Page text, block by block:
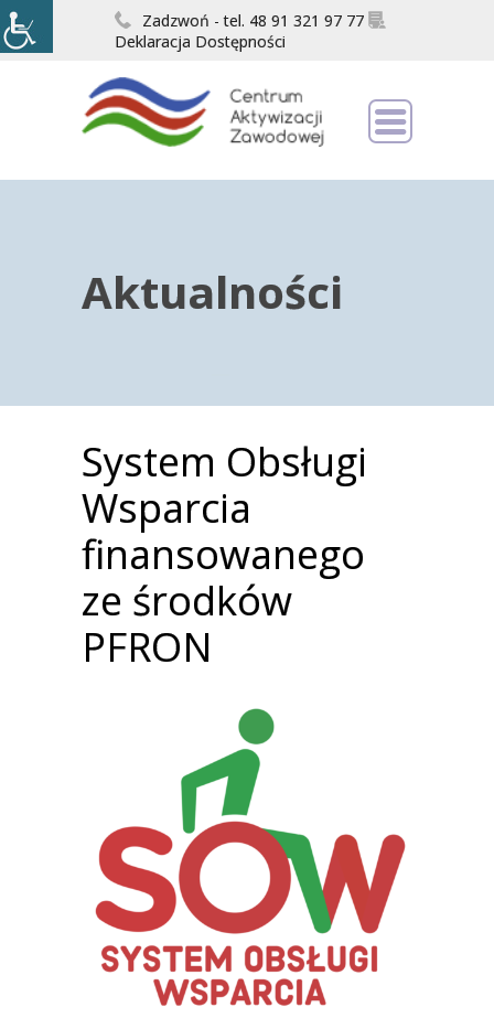
Zadzwoń - tel. 48 91 321 97 77
Deklaracja Dostępności
Aktualności
System Obsługi
Wsparcia
finansowanego
ze środków
PFRON